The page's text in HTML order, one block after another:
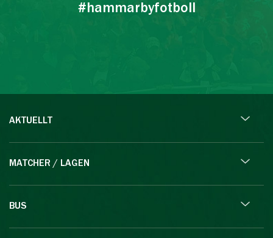
#hammarbyfotboll
AKTUELLT
MATCHER / LAGEN
BUS